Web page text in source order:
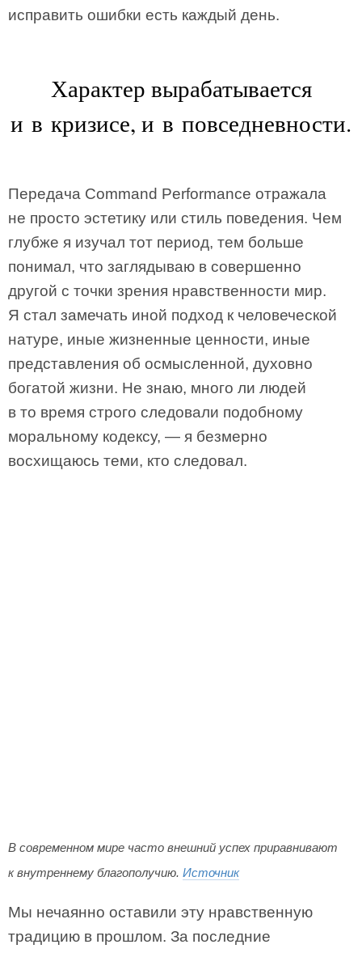
исправить ошибки есть каждый день.
Характер вырабатывается
и в кризисе, и в повседневности.
Передача Command Performance отражала
не просто эстетику или стиль поведения. Чем
глубже я изучал тот период, тем больше
понимал, что заглядываю в совершенно
другой с точки зрения нравственности мир.
Я стал замечать иной подход к человеческой
натуре, иные жизненные ценности, иные
представления об осмысленной, духовно
богатой жизни. Не знаю, много ли людей
в то время строго следовали подобному
моральному кодексу, — я безмерно
восхищаюсь теми, кто следовал.
В современном мире часто внешний успех приравнивают
к внутреннему благополучию. Источник
Мы нечаянно оставили эту нравственную
традицию в прошлом. За последние